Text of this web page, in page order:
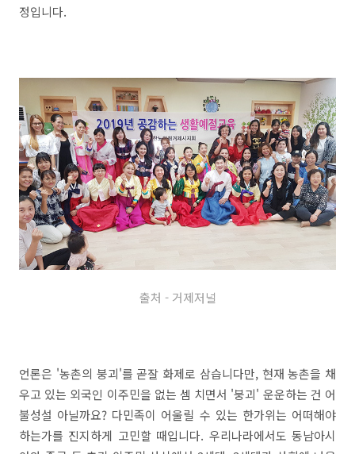
정입니다.
출처 - 거제저널
언론은 '농촌의 붕괴'를 곧잘 화제로 삼습니다만, 현재 농촌을 채
우고 있는 외국인 이주민을 없는 셈 치면서 '붕괴' 운운하는 건 어
불성설 아닐까요? 다민족이 어울릴 수 있는 한가위는 어떠해야
하는가를 진지하게 고민할 때입니다. 우리나라에서도 동남아시